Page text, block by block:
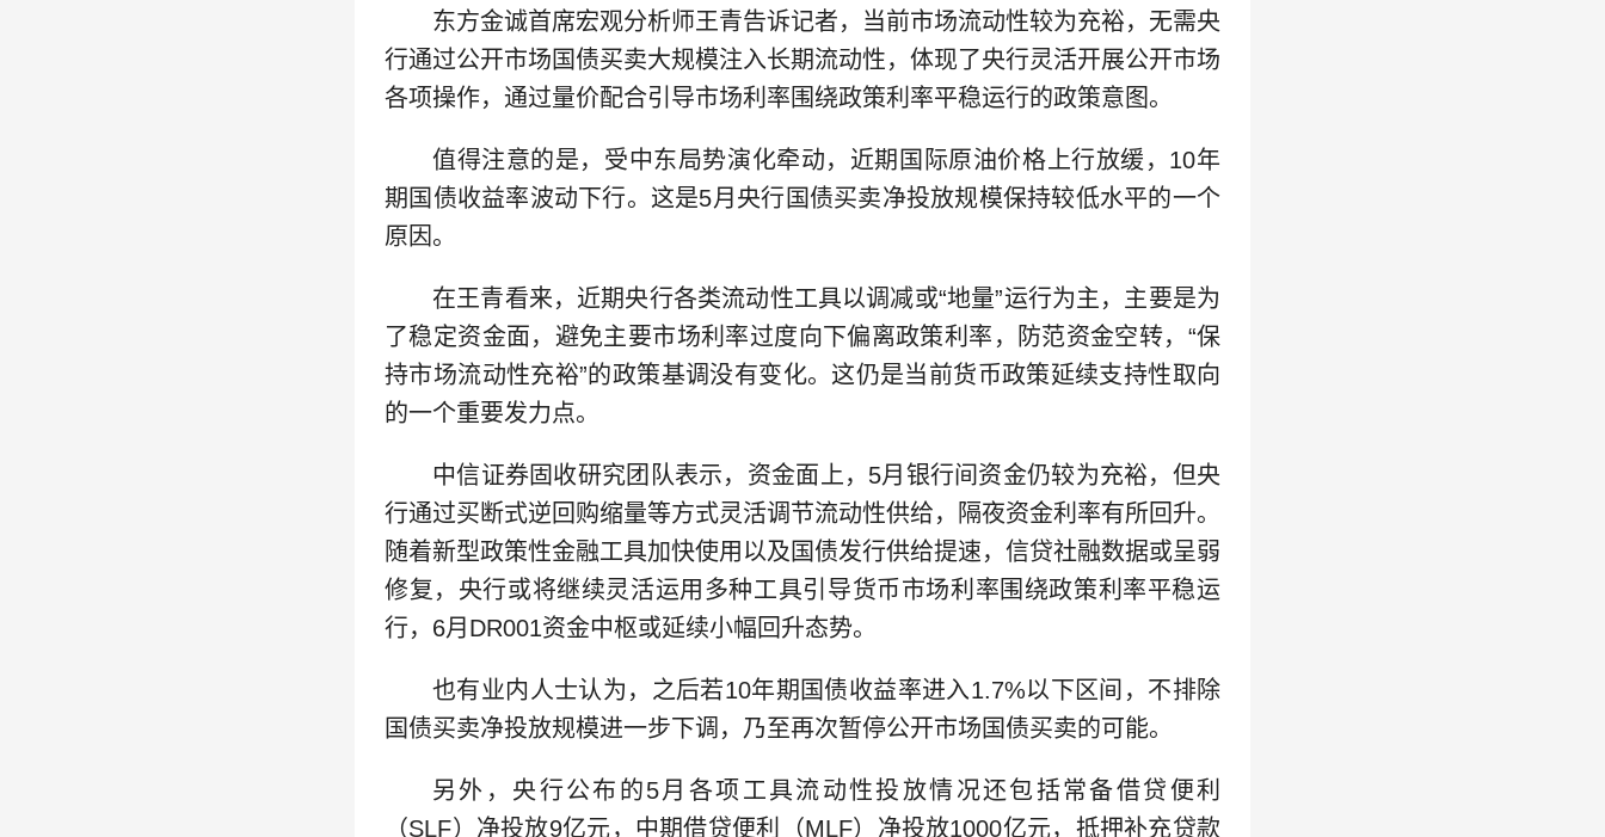
东方金诚首席宏观分析师王青告诉记者，当前市场流动性较为充裕，无需央
行通过公开市场国债买卖大规模注入长期流动性，体现了央行灵活开展公开市场
各项操作，通过量价配合引导市场利率围绕政策利率平稳运行的政策意图。
值得注意的是，受中东局势演化牵动，近期国际原油价格上行放缓，10年
期国债收益率波动下行。这是5月央行国债买卖净投放规模保持较低水平的一个
原因。
在王青看来，近期央行各类流动性工具以调减或“地量”运行为主，主要是为
了稳定资金面，避免主要市场利率过度向下偏离政策利率，防范资金空转，“保
持市场流动性充裕”的政策基调没有变化。这仍是当前货币政策延续支持性取向
的一个重要发力点。
中信证券固收研究团队表示，资金面上，5月银行间资金仍较为充裕，但央
行通过买断式逆回购缩量等方式灵活调节流动性供给，隔夜资金利率有所回升。
随着新型政策性金融工具加快使用以及国债发行供给提速，信贷社融数据或呈弱
修复，央行或将继续灵活运用多种工具引导货币市场利率围绕政策利率平稳运
行，6月DR001资金中枢或延续小幅回升态势。
也有业内人士认为，之后若10年期国债收益率进入1.7%以下区间，不排除
国债买卖净投放规模进一步下调，乃至再次暂停公开市场国债买卖的可能。
另外，央行公布的5月各项工具流动性投放情况还包括常备借贷便利
（SLF）净投放9亿元，中期借贷便利（MLF）净投放1000亿元，抵押补充贷款